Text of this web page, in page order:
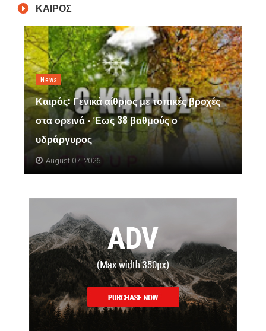
ΚΑΙΡΟΣ
News
Καιρός: Γενικά αίθριος με τοπικές βροχές
στα ορεινά - Έως 38 βαθμούς ο
υδράργυρος
August 07, 2026